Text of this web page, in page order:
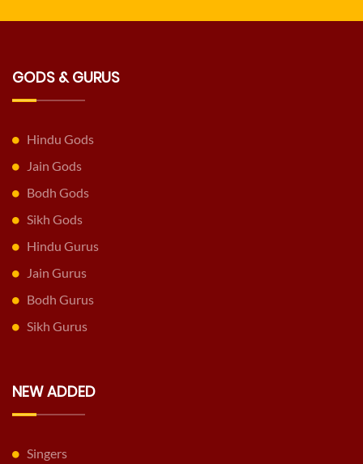
GODS & GURUS
Hindu Gods
Jain Gods
Bodh Gods
Sikh Gods
Hindu Gurus
Jain Gurus
Bodh Gurus
Sikh Gurus
NEW ADDED
Singers